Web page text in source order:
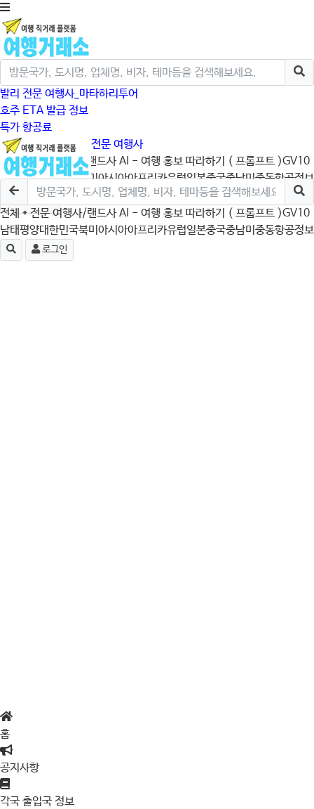
발리 전문 여행사_마타하리투어
호주 ETA 발급 정보
특가 항공료
크루즈/미국/캐나다 전문 여행사
전체 * 전문 여행사/랜드사AI - 여행 홍보 따라하기 ( 프롬프트 )GV10
남태평양대한민국북미아시아아프리카유럽일본중국중남미중동항공정보
로그인
전체 * 전문 여행사/랜드사AI - 여행 홍보 따라하기 ( 프롬프트 )GV10
남태평양대한민국북미 아시아아프리카유럽일본중국중남미 중동항공정보
로그인
홈
공지사항
각국 출입국 정보